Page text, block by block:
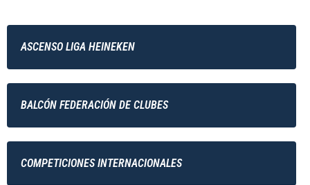
ASCENSO LIGA HEINEKEN
BALCÓN FEDERACIÓN DE CLUBES
COMPETICIONES INTERNACIONALES